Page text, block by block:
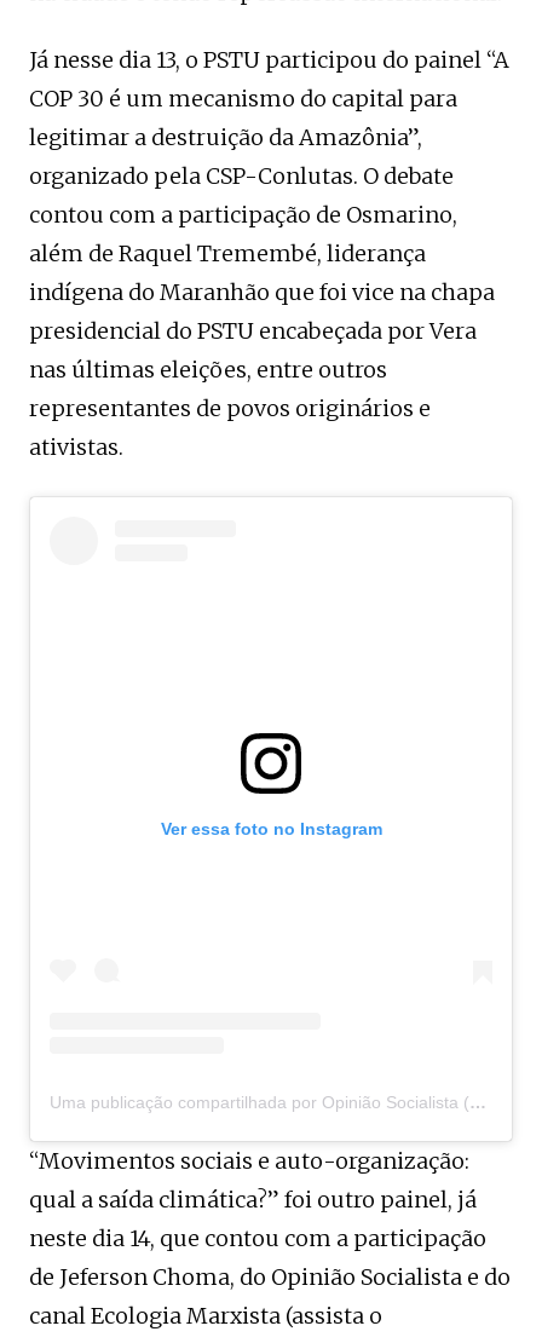
Já nesse dia 13, o PSTU participou do painel “A
COP 30 é um mecanismo do capital para
legitimar a destruição da Amazônia”,
organizado pela CSP-Conlutas. O debate
contou com a participação de Osmarino,
além de Raquel Tremembé, liderança
indígena do Maranhão que foi vice na chapa
presidencial do PSTU encabeçada por Vera
nas últimas eleições, entre outros
representantes de povos originários e
ativistas.
Ver essa foto no Instagram
Uma publicação compartilhada por Opinião Socialista (@opiniaosocialista)
“Movimentos sociais e auto-organização:
qual a saída climática?” foi outro painel, já
neste dia 14, que contou com a participação
de Jeferson Choma, do Opinião Socialista e do
canal Ecologia Marxista (assista o